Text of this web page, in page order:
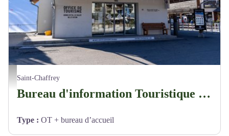
Bureau d'information Touristique de Chantemerle – Saint Chaffrey_Saint-Chaffrey
Saint-Chaffrey
Bureau d'information Touristique de Chantemerle – Saint Chaffrey
Type : OT + bureau d’accueil